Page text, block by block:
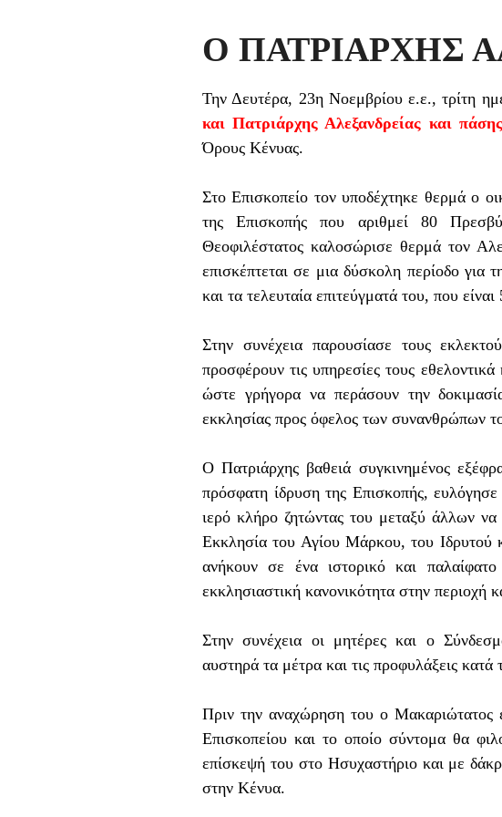
Ο ΠΑΤΡΙΑΡΧΗΣ
Την Δευτέρα, 23η Νοεμβρίουε.ε., τρίτη
και Πατριάρχης Αλεξανδρείας και
Όρους Κένυας.
Στο Επισκοπείο τον υποδέχτηκε θερμά ο
της Επισκοπής που αριθμεί 80
Θεοφιλέστατος καλοσώρισε θερμά τον
επισκέπτεται σε μια δύσκολη περίοδο για
και τα τελευταία επιτεύγματά του, που είναι
Στην συνέχεια παρουσίασε τους
προσφέρουν τις υπηρεσίες τους
ώστε γρήγορα να περάσουν την
εκκλησίας προς όφελος των συνανθρώπων
Ο Πατριάρχης βαθειά συγκινημένος
πρόσφατη ίδρυση της Επισκοπής,
ιερό κλήρο ζητώντας του μεταξύ άλλων να
Εκκλησία του Αγίου Μάρκου, του Ιδρυτού
ανήκουν σε ένα ιστορικό και
εκκλησιαστική κανονικότητα στην περιοχή
Στην συνέχεια οι μητέρες και ο
αυστηρά τα μέτρα και τις προφυλάξεις
Πριν την αναχώρηση του ο Μακαριώτατος
Επισκοπείου και το οποίο σύντομα θα
επίσκεψή του στο Ησυχαστήριο και με
στην Κένυα.